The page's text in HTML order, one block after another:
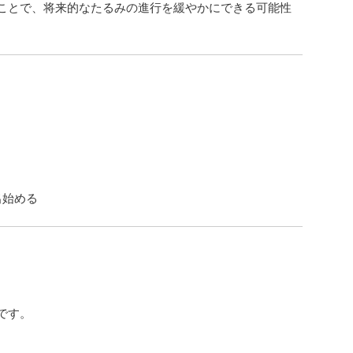
とで、将来的なたるみの進行を緩やかにできる可能性
める
。